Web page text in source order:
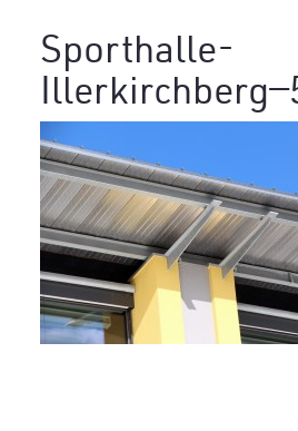
Sporthalle-